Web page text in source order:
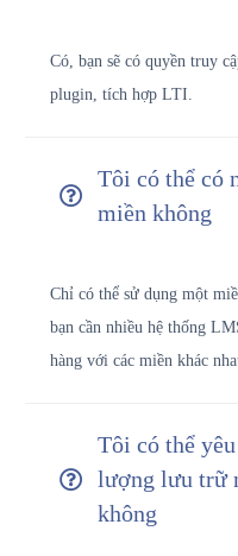
Có, bạn sẽ có quyền truy
plugin, tích hợp LTI.
Tôi có thể có
miền không
Chỉ có thể sử dụng một
bạn cần nhiều hệ thống
hàng với các miền khác
Tôi có thể
lượng lưu trữ
không